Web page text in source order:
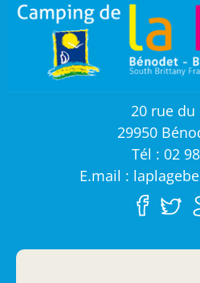
20 rue
29950
Tél : 02
E.mail :